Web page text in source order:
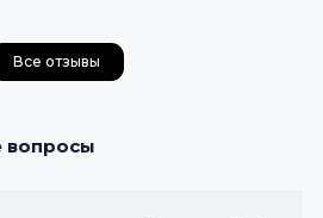
Все отзывы
вопросы